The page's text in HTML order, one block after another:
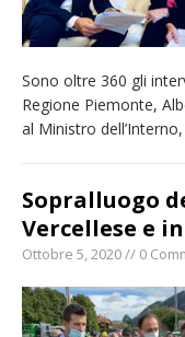
Sono oltre 360 gli
Regione Piemonte,
al Ministro dell’Interno,
Sopralluogo
Vercellese e
Ottobre 5, 2020 // 0